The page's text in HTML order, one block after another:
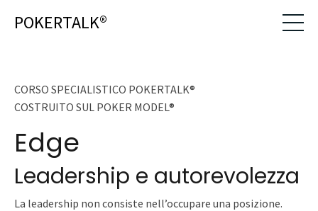
POKERTALK®
CORSO SPECIALISTICO POKERTALK®
COSTRUITO SUL POKER MODEL®
Edge
Leadership e autorevolezza
La leadership non consiste nell’occupare una posizione.